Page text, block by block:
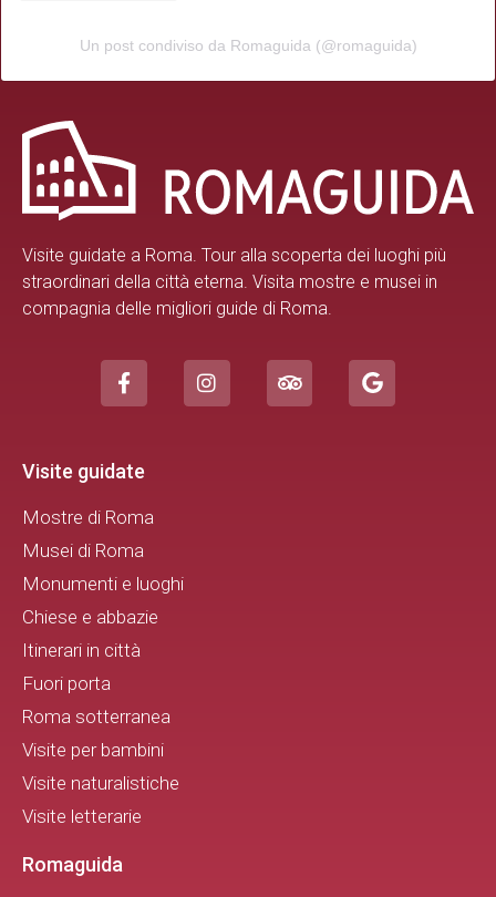
Un post condiviso da Romaguida (@romaguida)
Visite guidate a Roma. Tour alla scoperta dei luoghi più
straordinari della città eterna. Visita mostre e musei in
compagnia delle migliori guide di Roma.
Visite guidate
Mostre di Roma
Musei di Roma
Monumenti e luoghi
Chiese e abbazie
Itinerari in città
Fuori porta
Roma sotterranea
Visite per bambini
Visite naturalistiche
Visite letterarie
Romaguida